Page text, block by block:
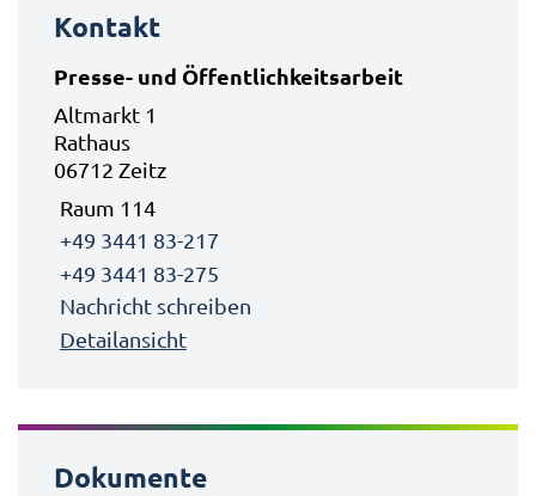
Kontakt
Presse- und Öffentlichkeitsarbeit
Altmarkt 1
Rathaus
06712 Zeitz
Raum 114
+49 3441 83-217
+49 3441 83-275
Nachricht schreiben
Detailansicht
Dokumente